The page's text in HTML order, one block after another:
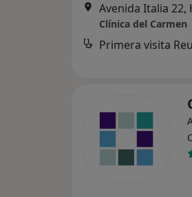
Avenida Italia 22,
Clínica del Carmen
Primera visita